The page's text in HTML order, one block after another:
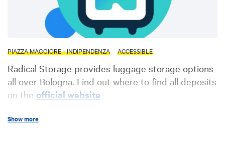
PIAZZA MAGGIORE - INDIPENDENZA ACCESSIBLE
Radical Storage provides luggage storage options
all over Bologna. Find out where to find all deposits
on the official website
Show more